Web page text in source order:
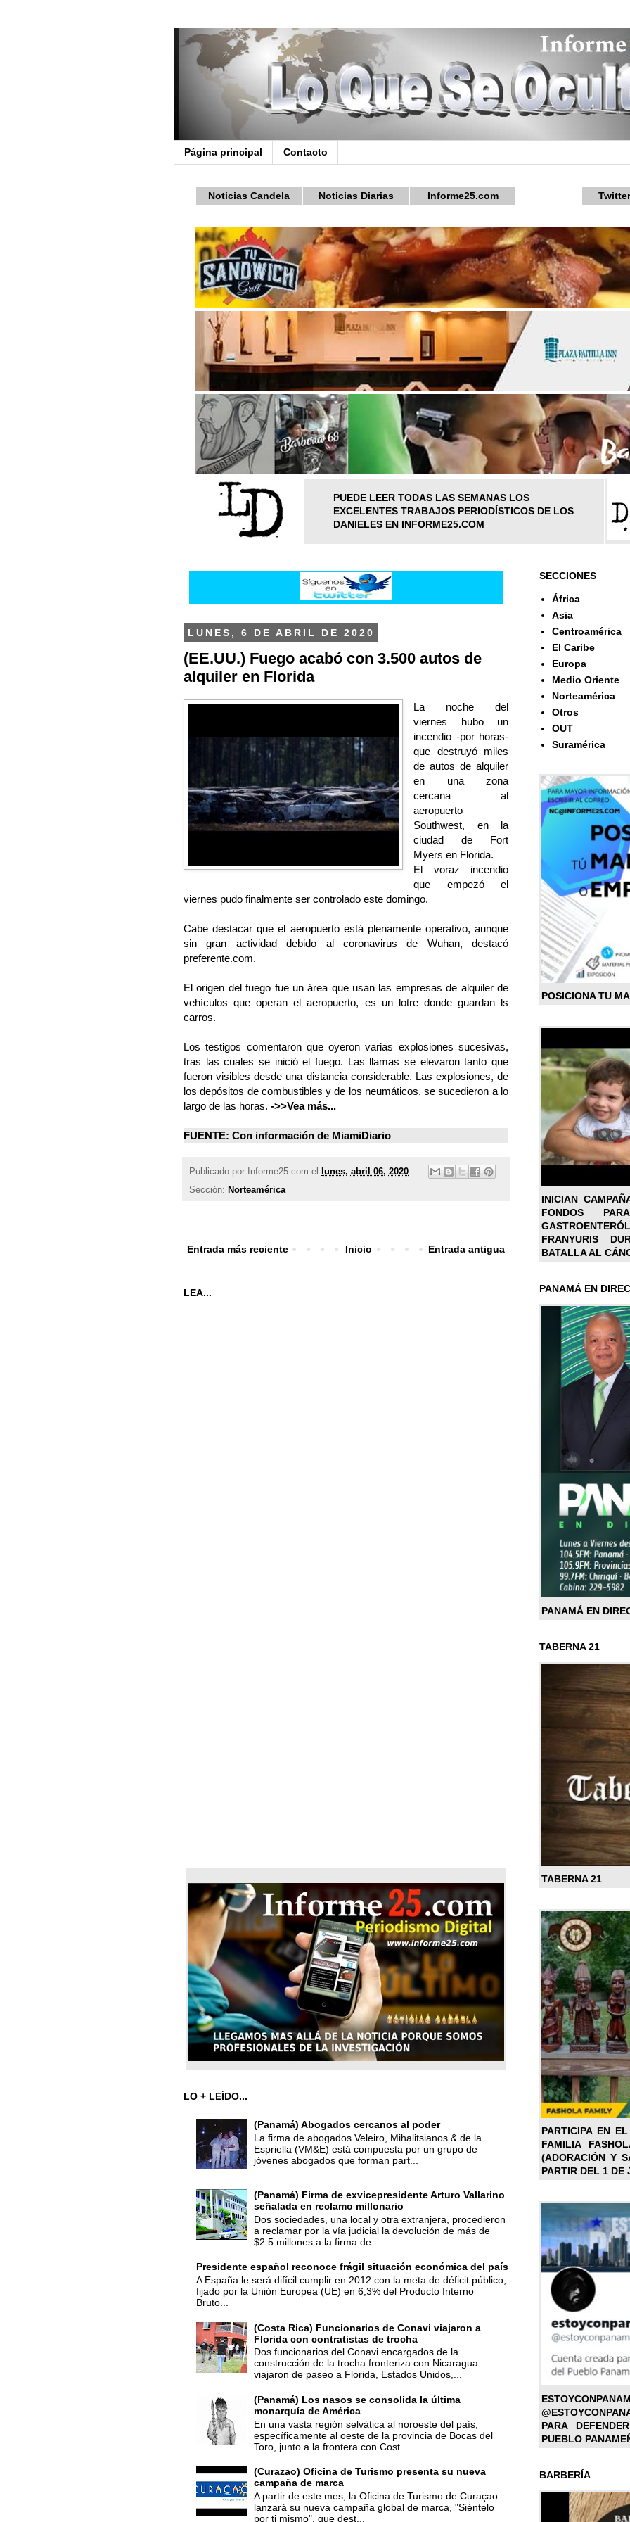
Página principal Contacto
Noticias Candela Noticias Diarias Informe25.com
PUEDE LEER TODAS LAS SEMANAS LOS
EXCELENTES TRABAJOS PERIODÍSTICOS DE LOS
DANIELES EN INFORME25.COM
LUNES, 6 DE ABRIL DE 2020
(EE.UU.) Fuego acabó con 3.500 autos de
alquiler en Florida
La noche del
viernes hubo un
incendio -por horas-
que destruyó miles
de autos de alquiler
en una zona
cercana al
aeropuerto
Southwest, en la
ciudad de Fort
Myers en Florida.
El voraz incendio
que empezó el
viernes pudo finalmente ser controlado este domingo.
Cabe destacar que el aeropuerto está plenamente operativo, aunque
sin gran actividad debido al coronavirus de Wuhan, destacó
preferente.com.
El origen del fuego fue un área que usan las empresas de alquiler de
vehículos que operan el aeropuerto, es un lotre donde guardan ls
carros.
Los testigos comentaron que oyeron varias explosiones sucesivas,
tras las cuales se inició el fuego. Las llamas se elevaron tanto que
fueron visibles desde una distancia considerable. Las explosiones, de
los depósitos de combustibles y de los neumáticos, se sucedieron a lo
largo de las horas. ->>Vea más...
FUENTE: Con información de MiamiDiario
Publicado por Informe25.com el
lunes, abril 06, 2020
Sección: Norteamérica
Entrada más reciente Entrada antigua
Inicio
LEA...
LO + LEÍDO...
(Panamá) Abogados cercanos al poder
La firma de abogados Veleiro, Mihalitsianos & de la
Espriella (VM&E) está compuesta por un grupo de
jóvenes abogados que forman part...
(Panamá) Firma de exvicepresidente Arturo Vallarino
señalada en reclamo millonario
Dos sociedades, una local y otra extranjera, procedieron
a reclamar por la vía judicial la devolución de más de
$2.5 millones a la firma de ...
Presidente español reconoce frágil situación económica del país
A España le será difícil cumplir en 2012 con la meta de déficit público,
fijado por la Unión Europea (UE) en 6,3% del Producto Interno
Bruto...
(Costa Rica) Funcionarios de Conavi viajaron a
Florida con contratistas de trocha
Dos funcionarios del Conavi encargados de la
construcción de la trocha fronteriza con Nicaragua
viajaron de paseo a Florida, Estados Unidos,...
(Panamá) Los nasos se consolida la última
monarquía de América
En una vasta región selvática al noroeste del país,
específicamente al oeste de la provincia de Bocas del
Toro, junto a la frontera con Cost...
(Curazao) Oficina de Turismo presenta su nueva
campaña de marca
A partir de este mes, la Oficina de Turismo de Curaçao
lanzará su nueva campaña global de marca, "Siéntelo
por ti mismo", que dest...
SECCIONES
África
Asia
Centroamérica
El Caribe
Europa
Medio Oriente
Norteamérica
Otros
OUT
Suramérica
POSICIONA TU
INICIAN
FONDOS
FRANYURIS
BATALLA AL
PANAMÁ EN
PANAMÁ EN
TABERNA 21
TABERNA 21
PARTICIPA EN
FAMILIA
(ADORACIÓN Y
PARTIR DEL 1 DE
PARA
PUEBLO
BARBERÍA